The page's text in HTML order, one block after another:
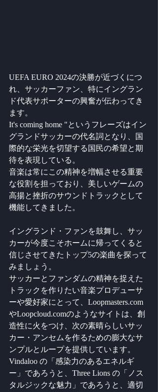
UEFA EURO 2024の決勝が近づくにつ
れ、サッカーファン、特にイングラン
ド代表サポーターの興奮が伝わってき
ます。
It's coming home "というフレーズはイン
グランドサッカーの代名詞となり、国
際的な栄光を切望する国民の希望と期
待を表現している。
音楽は常にこの精神を増幅させる重要
な役割を担っており、美しいゲームの
高揚と挫折のサウンドトラックとして
機能してきました。
イングランド・ファンを鼓舞し、サッ
カーが今度こそホームに帰ってくると
信じさせてきたトップ5の楽曲を探って
みましょう。
サッカーとファンダムの精神を捉えた
トラックを作りたい音楽プロデューサ
ーや愛好家にとって、Loopmasters.com
やLoopcloud.comのようなサイトは、創
造性に火をつけ、次の素晴らしいサッ
カー・アンセムを作るための膨大なサ
ンプルとループを提供しています。
Vindaloo の「感染力のあるエネルギ
ー」であろうと、Three Lions の「ノス
タルジックな魅力」であろうと、適切